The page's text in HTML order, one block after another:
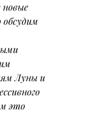
новые
Луны и
это